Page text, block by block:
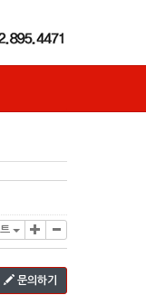
문의하기